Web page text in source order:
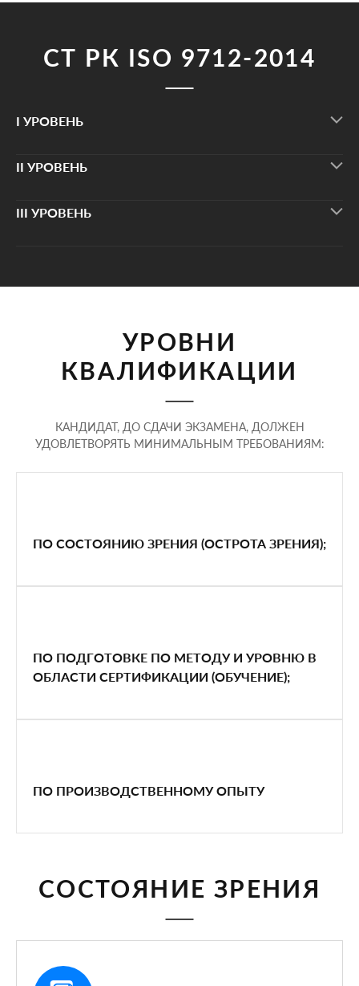
СТ РК ISO 9712-2014
I УРОВЕНЬ
II УРОВЕНЬ
III УРОВЕНЬ
УРОВНИ
КВАЛИФИКАЦИИ
КАНДИДАТ, ДО СДАЧИ ЭКЗАМЕНА, ДОЛЖЕН
УДОВЛЕТВОРЯТЬ МИНИМАЛЬНЫМ ТРЕБОВАНИЯМ:
ПО СОСТОЯНИЮ ЗРЕНИЯ (ОСТРОТА ЗРЕНИЯ);
ПО ПОДГОТОВКЕ ПО МЕТОДУ И УРОВНЮ В
ОБЛАСТИ СЕРТИФИКАЦИИ (ОБУЧЕНИЕ);
ПО ПРОИЗВОДСТВЕННОМУ ОПЫТУ
CОСТОЯНИЕ ЗРЕНИЯ